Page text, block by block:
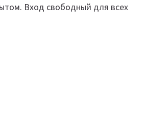
Вход свободный для всех